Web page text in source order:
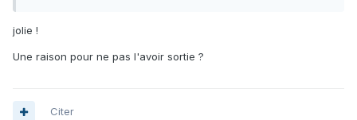
jolie !
Une raison pour ne pas l'avoir sortie ?
Citer